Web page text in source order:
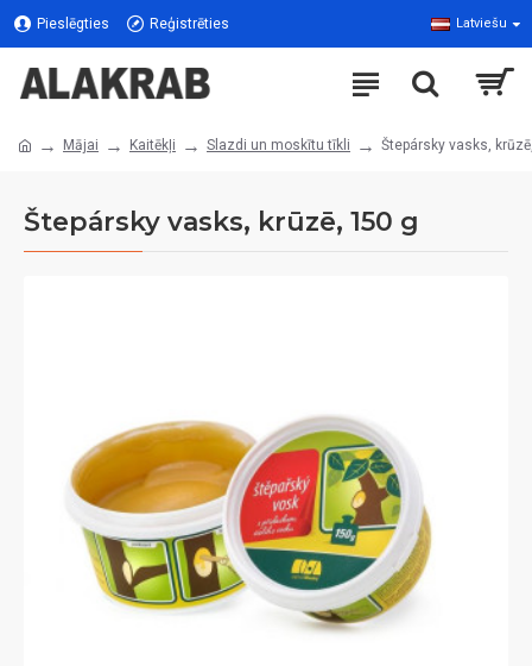
Pieslēgties Reģistrēties Latviešu
Mājai Kaitēkļi Slazdi un moskītu tīkli Štepársky vasks,
Štepársky vasks, krūzē, 150 g